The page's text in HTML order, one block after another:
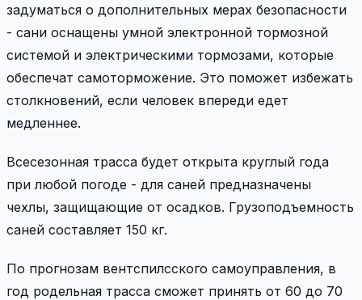
задуматься о дополнительных мерах безопасности
- сани оснащены умной электронной тормозной
системой и электрическими тормозами, которые
обеспечат самоторможение. Это поможет избежать
столкновений, если человек впереди едет
медленнее.
Всесезонная трасса будет открыта круглый года
при любой погоде - для саней предназначены
чехлы, защищающие от осадков. Грузоподъемность
саней составляет 150 кг.
По прогнозам вентспилсского самоуправления, в
год родельная трасса сможет принять от 60 до 70